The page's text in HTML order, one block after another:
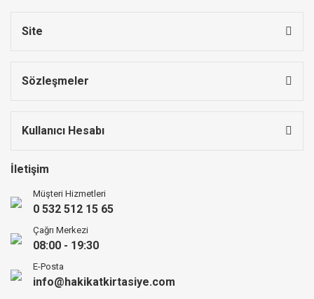
Site
Sözleşmeler
Kullanıcı Hesabı
İletişim
Müşteri Hizmetleri
0 532 512 15 65
Çağrı Merkezi
08:00 - 19:30
E-Posta
info@hakikatkirtasiye.com